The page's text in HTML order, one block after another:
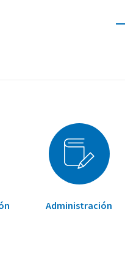
Administración